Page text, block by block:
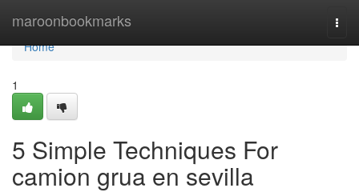
maroonbookmarks
Home
Home
1
5 Simple Techniques For
camion grua en sevilla